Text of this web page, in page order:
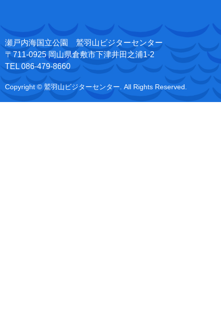
瀬戸内海国立公園 鷲羽山ビジターセンター
〒711-0925 岡山県倉敷市下津井田之浦1-2
TEL 086-479-8660
Copyright © 鷲羽山ビジターセンター. All Rights Reserved.